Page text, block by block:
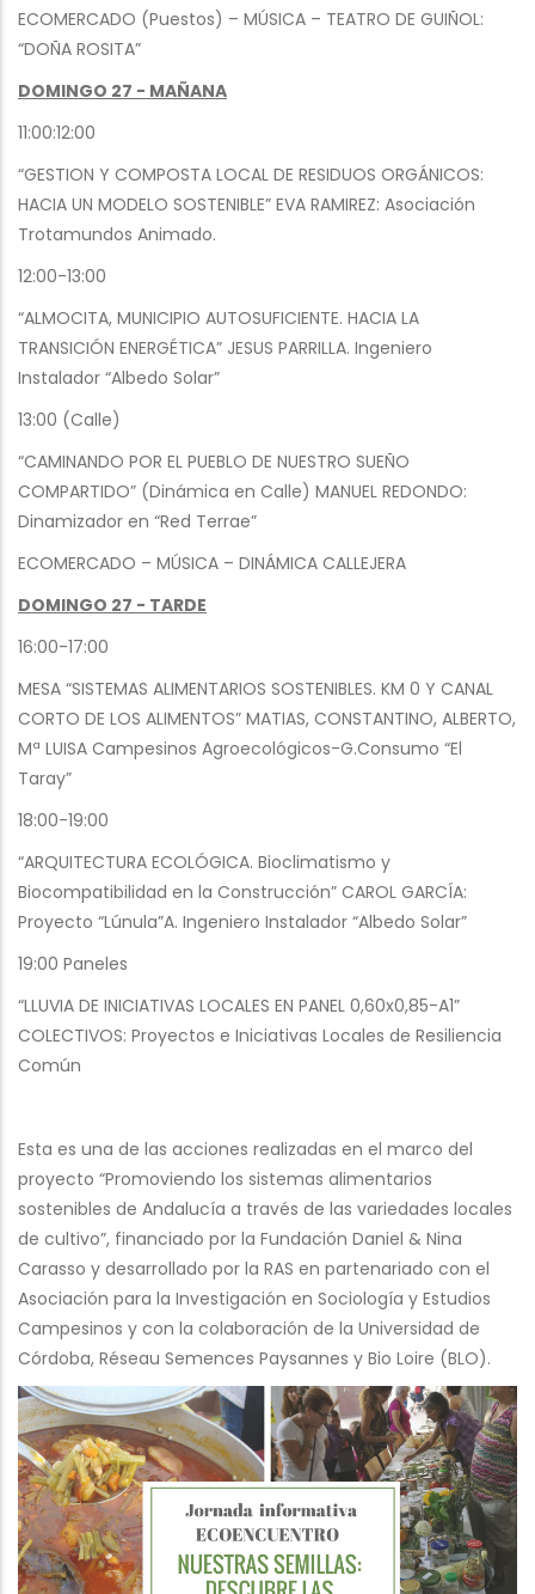
ECOMERCADO (Puestos) – MÚSICA – TEATRO DE GUIÑOL:
“DOÑA ROSITA”
DOMINGO 27 - MAÑANA
11:00:12:00
“GESTION Y COMPOSTA LOCAL DE RESIDUOS ORGÁNICOS:
HACIA UN MODELO SOSTENIBLE” EVA RAMIREZ: Asociación
Trotamundos Animado.
12:00-13:00
“ALMOCITA, MUNICIPIO AUTOSUFICIENTE. HACIA LA
TRANSICIÓN ENERGÉTICA” JESUS PARRILLA. Ingeniero
Instalador “Albedo Solar”
13:00 (Calle)
“CAMINANDO POR EL PUEBLO DE NUESTRO SUEÑO
COMPARTIDO” (Dinámica en Calle) MANUEL REDONDO:
Dinamizador en “Red Terrae”
ECOMERCADO – MÚSICA – DINÁMICA CALLEJERA
DOMINGO 27 - TARDE
16:00-17:00
MESA “SISTEMAS ALIMENTARIOS SOSTENIBLES. KM 0 Y CANAL
CORTO DE LOS ALIMENTOS” MATIAS, CONSTANTINO, ALBERTO,
Mª LUISA Campesinos Agroecológicos-G.Consumo “El
Taray”
18:00-19:00
“ARQUITECTURA ECOLÓGICA. Bioclimatismo y
Biocompatibilidad en la Construcción” CAROL GARCÍA:
Proyecto “Lúnula”A. Ingeniero Instalador “Albedo Solar”
19:00 Paneles
“LLUVIA DE INICIATIVAS LOCALES EN PANEL 0,60x0,85-A1”
COLECTIVOS: Proyectos e Iniciativas Locales de Resiliencia
Común
Esta es una de las acciones realizadas en el marco del
proyecto “Promoviendo los sistemas alimentarios
sostenibles de Andalucía a través de las variedades locales
de cultivo”, financiado por la Fundación Daniel & Nina
Carasso y desarrollado por la RAS en partenariado con el
Asociación para la Investigación en Sociología y Estudios
Campesinos y con la colaboración de la Universidad de
Córdoba, Réseau Semences Paysannes y Bio Loire (BLO).